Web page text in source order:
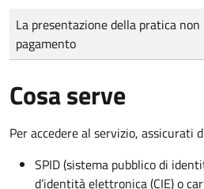
Tipo di pagamento
Importo
La presentazione della pratica
pagamento
Cosa serve
Per accedere al servizio, assicurati
SPID (sistema pubblico di
d’identità elettronica (CIE) o